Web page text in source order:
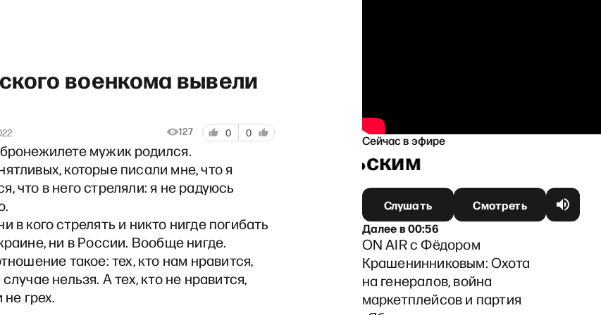
военкома вывели
127 0 0
мужик родился.
которые писали мне, что я
что в него стреляли: я не радуюсь
в кого стрелять и никто нигде погибать
ни в России. Вообще нигде.
такое: тех, кто нам нравится,
нельзя. А тех, кто не нравится,
грех.
Сейчас в эфире
полдень» с Матвеем Ганапольским
Слушать
Смотреть
Далеев00:56
ON AIR с Фёдором
Крашенинниковым: Охота
на генералов, война
маркетплейсов и партия